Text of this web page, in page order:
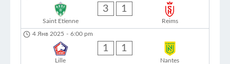
Saint Etienne
3 1
Reims
4 Янв 2025 - 6:00 pm
Lille
1 1
Nantes